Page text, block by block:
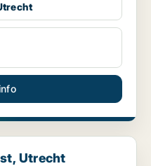
Utrecht